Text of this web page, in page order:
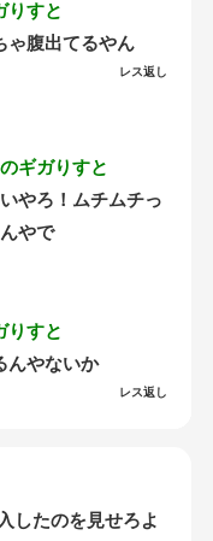
りすと
ゃ腹出てるやん
レス返し
ギガりすと
やろ！ムチムチっ
やで
りすと
んやないか
レス返し
したのを見せろよ